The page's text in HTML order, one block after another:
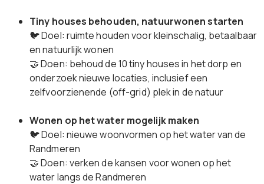
Tiny houses behouden, natuurwonen starten
🐦 Doel: ruimte houden voor kleinschalig, betaalbaar
en natuurlijk wonen
🤝 Doen: behoud de 10 tiny houses in het dorp en
onderzoek nieuwe locaties, inclusief een
zelfvoorzienende (off-grid) plek in de natuur
Wonen op het water mogelijk maken
🐦 Doel: nieuwe woonvormen op het water van de
Randmeren
🤝 Doen: verken de kansen voor wonen op het
water langs de Randmeren